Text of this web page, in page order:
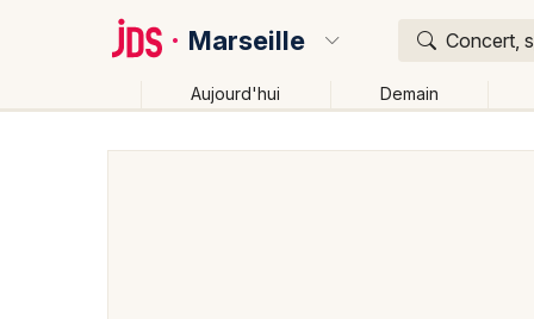
Marseille Concert,
Aujourd'hui Demain